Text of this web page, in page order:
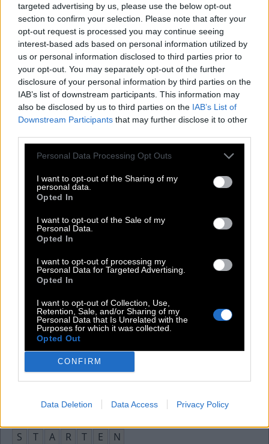
targeted advertising by us, please use the below opt-out
section to confirm your selection. Please note that after your
opt-out request is processed you may continue seeing
interest-based ads based on personal information utilized by
us or personal information disclosed to third parties prior to
your opt-out. You may separately opt-out of the further
disclosure of your personal information by third parties on the
IAB’s list of downstream participants. This information may
also be disclosed by us to third parties on the IAB’s List of
Downstream Participants that may further disclose it to other
Personal Data Processing Opt Outs
I want to opt-out of the Sharing of my
personal data.
Opted In
I want to opt-out of the Sale of my
Personal Data.
Opted In
I want to opt-out of processing my
Personal Data for Targeted Advertising.
Opted In
I want to opt-out of Collection, Use,
Retention, Sale, and/or Sharing of my
Personal Data that Is Unrelated with the
Purposes for which it was collected.
Opted Out
CONFIRM
Data Deletion Data Access Privacy Policy
In medias __, lateinisch für mitten in die Dinge:
R
E
S
Wer tot ist, __ nicht mehr unter den Lebenden:
W
E I L
T
Zusammenführen, Spaltung überwinden:
E
I N E
N
Aus z. B. Kopenhagen oder Jütland stammende Person
A E N
E
L E I
Deutsche Warenhauskette bis 1993:
E R T
Übliche Abkürzung für nichtstaatliche Organisation
G
O
Hubert Kah wollte 1983 __ nur mit Erika ...
Beginnen, anfangen
S
T A R T E
N